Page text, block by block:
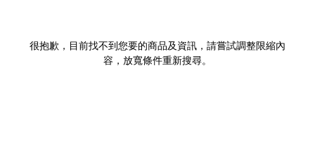
很抱歉，目前找不到您要的商品及資訊，請嘗試調整限縮內
容，放寬條件重新搜尋。